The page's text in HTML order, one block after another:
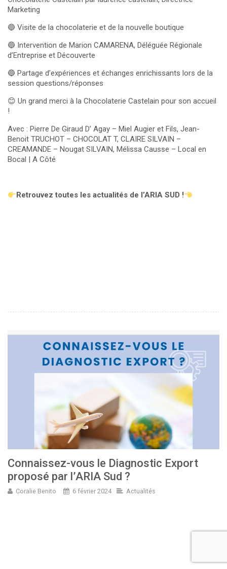
Marketing
🔵 Visite de la chocolaterie et de la nouvelle boutique
🔵 Intervention de Marion CAMARENA, Déléguée Régionale
d’Entreprise et Découverte
🔵 Partage d’expériences et échanges enrichissants lors de la
session questions/réponses
😊 Un grand merci à la Chocolaterie Castelain pour son accueil
!
Avec : Pierre De Giraud D’ Agay – Miel Augier et Fils, Jean-
Benoit TRUCHOT – CHOCOLAT T, CLAIRE SILVAIN –
CREAMANDE – Nougat SILVAIN, Mélissa Causse – Local en
Bocal | A Côté
Retrouvez toutes les actualités de l’ARIA SUD !
Connaissez-vous le Diagnostic Export
proposé par l’ARIA Sud ?
Coralie Benito 6 février 2024 Actualités